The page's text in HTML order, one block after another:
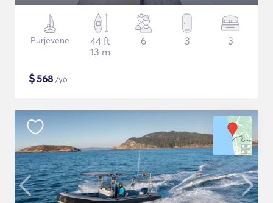
Purjevene
44 ft
13 m
6 3 3
$568 /yö